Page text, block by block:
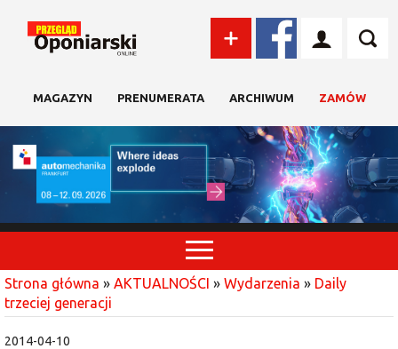
MAGAZYN PRENUMERATA ARCHIWUM ZAMÓW
Strona główna » AKTUALNOŚCI » Wydarzenia » Daily
trzeciej generacji
2014-04-10